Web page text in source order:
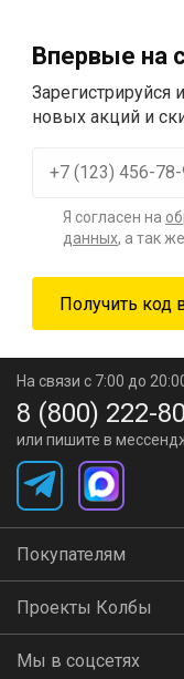
Впервые на
Зарегистрируйся
новых акций и
Я согласен на
данных, а так
На связи с 7:00 до
8 (800) 222-
или пишите в
Покупателям
Проекты Колбы
Мы в соцсетях